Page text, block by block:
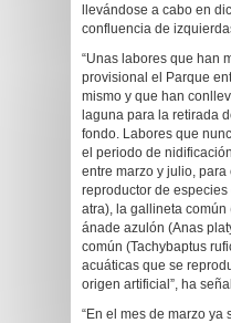
llevándose a cabo en
confluencia de
“Unas labores que han
provisional el Parque
mismo y que han
laguna para la retirada
fondo. Labores que
el periodo de
entre marzo y julio,
reproductor de
atra), la gallineta común
ánade azulón (Anas
común (Tachybaptus
acuáticas que se
origen artificial”, ha
“En el mes de marzo ya